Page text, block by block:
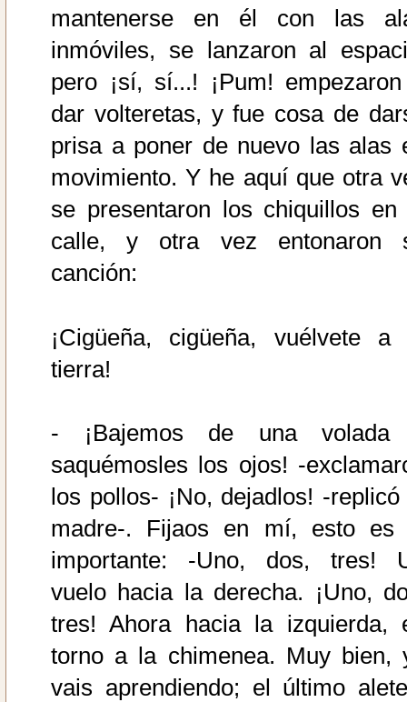
mantenerse en él con las
inmóviles, se lanzaron al
pero ¡sí, sí...! ¡Pum!
dar volteretas, y fue cosa de
prisa a poner de nuevo las alas
movimiento. Y he aquí que otra
se presentaron los chiquillos en
calle, y otra vez entonaron
canción:
¡Cigüeña, cigüeña, vuélvete a
tierra!
- ¡Bajemos de una
saquémosles los ojos! -
los pollos- ¡No, dejadlos! -
madre-. Fijaos en mí, esto es
importante: -Uno, dos, tres!
vuelo hacia la derecha. ¡Uno,
tres! Ahora hacia la izquierda,
torno a la chimenea. Muy bien,
vais aprendiendo; el último